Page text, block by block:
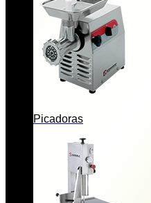
Picadoras